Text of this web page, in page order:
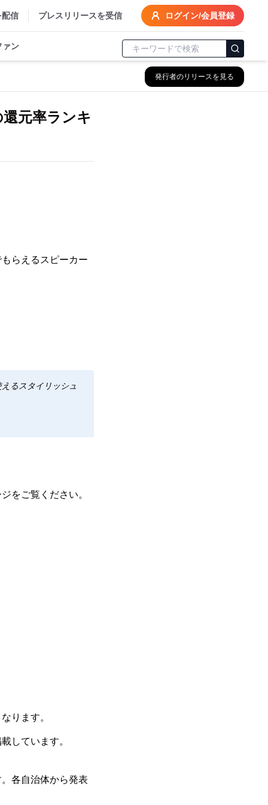
配信 プレスリリースを受信 ログイン/会員登録
ァン
発行者のリリースを見る
元率ランキ
らえるスピーカー
るスタイリッシュ
をご覧ください。
ります。
しています。
各自治体から発表